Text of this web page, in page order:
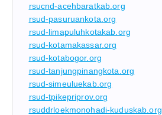
rsucnd-acehbaratkab.org
rsud-pasuruankota.org
rsud-limapuluhkotakab.org
rsud-kotamakassar.org
rsud-kotabogor.org
rsud-tanjungpinangkota.org
rsud-simeuluekab.org
rsud-tpikepriprov.org
rsuddrloekmonohadi-kuduskab.org